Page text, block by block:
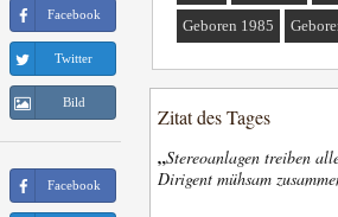
Facebook
Twitter
Bild
Facebook
Geboren 1985
Zitat des Tages
„Stereoanlagen treiben
Dirigent mühsam